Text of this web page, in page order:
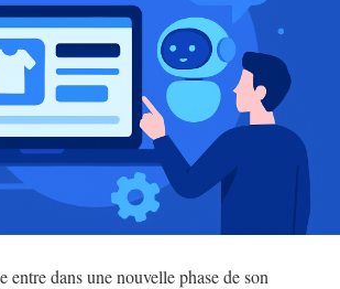
entre dans une nouvelle phase de son